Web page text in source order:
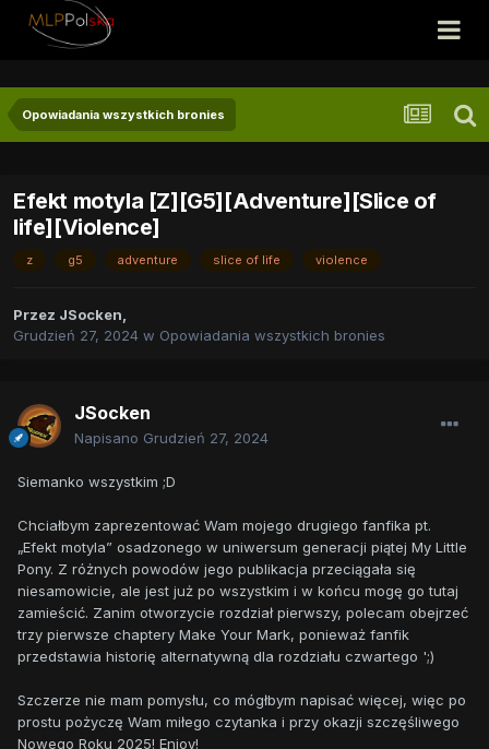
Opowiadania wszystkich bronies
Efekt motyla [Z][G5][Adventure][Slice of
life][Violence]
z g5 adventure slice of life violence
Przez JSocken,
Grudzień 27, 2024 w Opowiadania wszystkich bronies
JSocken
Napisano Grudzień 27, 2024
Siemanko wszystkim ;D
Chciałbym zaprezentować Wam mojego drugiego fanfika pt.
„Efekt motyla” osadzonego w uniwersum generacji piątej My Little
Pony. Z różnych powodów jego publikacja przeciągała się
niesamowicie, ale jest już po wszystkim i w końcu mogę go tutaj
zamieścić. Zanim otworzycie rozdział pierwszy, polecam obejrzeć
trzy pierwsze chaptery Make Your Mark, ponieważ fanfik
przedstawia historię alternatywną dla rozdziału czwartego ';)
Szczerze nie mam pomysłu, co mógłbym napisać więcej, więc po
prostu pożyczę Wam miłego czytanka i przy okazji szczęśliwego
Nowego Roku 2025! Enjoy!